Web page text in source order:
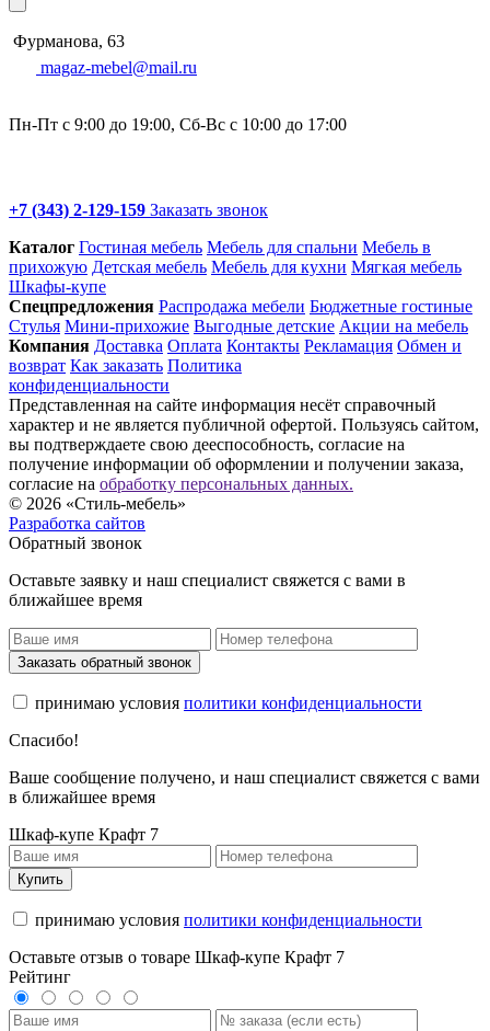
Фурманова, 63
magaz-mebel@mail.ru
Пн-Пт с 9:00 до 19:00, Сб-Вс с 10:00 до 17:00
+7 (343) 2-129-159 Заказать звонок
Каталог Гостиная мебель Мебель для спальни Мебель в
прихожую Детская мебель Мебель для кухни Мягкая мебель
Шкафы-купе
Спец­предложения Распродажа мебели Бюджетные гостиные
Стулья Мини-прихожие Выгодные детские Акции на мебель
Компания Доставка Оплата Контакты Рекламация Обмен и
возврат Как заказать Политика
конфиденциальности
Представленная на сайте информация несёт справочный
характер и не является публичной офертой. Пользуясь сайтом,
вы подтверждаете свою дееспособность, согласие на
получение информации об оформлении и получении заказа,
согласие на обработку персональных данных.
© 2026 «Стиль-мебель»
Разработка сайтов
Обратный звонок
Оставьте заявку и наш специалист свяжется с вами в
ближайшее время
Заказать обратный звонок
принимаю условия политики конфиденциальности
Спасибо!
Ваше сообщение получено, и наш специалист свяжется с вами
в ближайшее время
Шкаф-купе Крафт 7
Купить
принимаю условия политики конфиденциальности
Оставьте отзыв о товаре Шкаф-купе Крафт 7
Рейтинг